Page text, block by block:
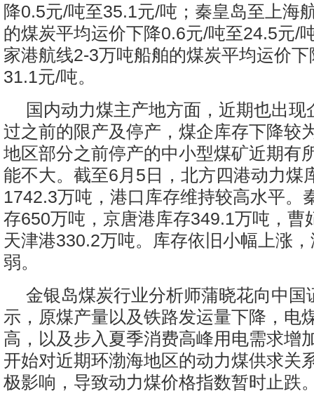
降0.5元/吨至35.1元/吨；秦皇岛至上海
的煤炭平均运价下降0.6元/吨至24.5元/
家港航线2-3万吨船舶的煤炭平均运价
31.1元/吨。
国内动力煤主产地方面，近期也出现
过之前的限产及停产，煤企库存下降较
地区部分之前停产的中小型煤矿近期有
能不大。截至6月5日，北方四港动力煤
1742.3万吨，港口库存维持较高水平。
存650万吨，京唐港库存349.1万吨，曹
天津港330.2万吨。库存依旧小幅上涨
弱。
金银岛煤炭行业分析师蒲晓花向中国
示，原煤产量以及铁路发运量下降，电
高，以及步入夏季消费高峰用电需求增
开始对近期环渤海地区的动力煤供求关
极影响，导致动力煤价格指数暂时止跌